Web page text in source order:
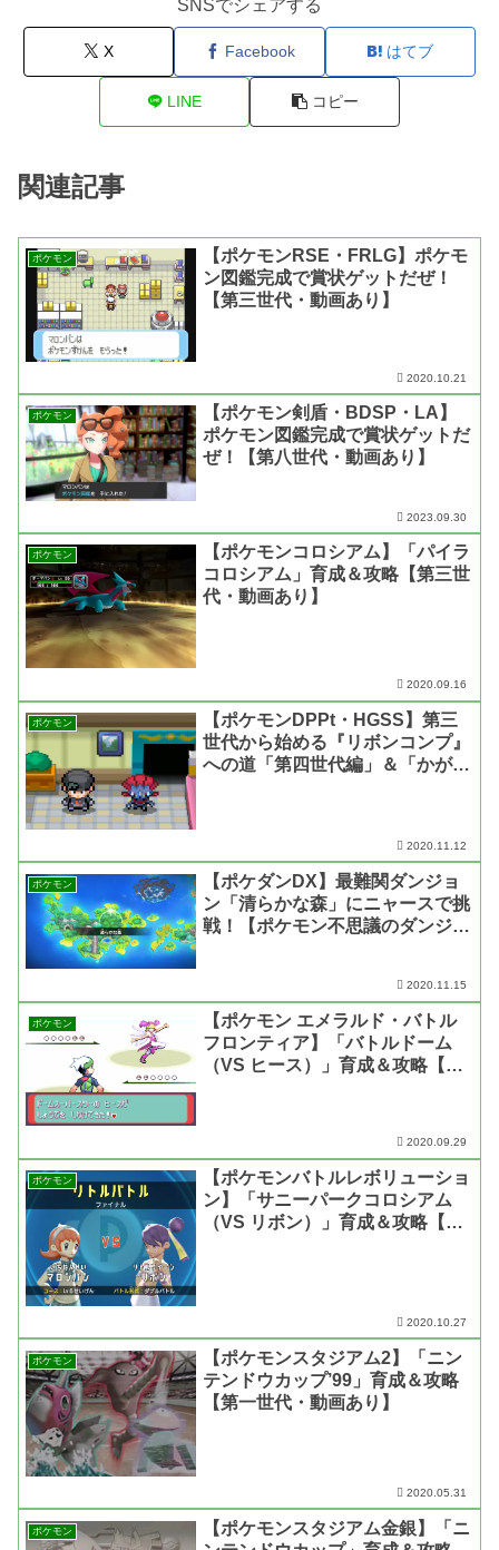
SNSでシェアする
X Facebook はてブ
LINE コピー
関連記事
ポケモン
【ポケモンRSE・FRLG】ポケモ
ン図鑑完成で賞状ゲットだぜ！
【第三世代・動画あり】
2020.10.21
ポケモン
【ポケモン剣盾・BDSP・LA】
ポケモン図鑑完成で賞状ゲットだ
ぜ！【第八世代・動画あり】
2023.09.30
ポケモン
【ポケモンコロシアム】「パイラ
コロシアム」育成＆攻略【第三世
代・動画あり】
2020.09.16
ポケモン
【ポケモンDPPt・HGSS】第三
世代から始める『リボンコンプ』
への道「第四世代編」＆「かがや
2020.11.12
ポケモン
【ポケダンDX】最難関ダンジョ
ン「清らかな森」にニャースで挑
戦！【ポケモン不思議のダンジョ
2020.11.15
ポケモン
【ポケモン エメラルド・バトル
フロンティア】「バトルドーム
（VS ヒース）」育成＆攻略【第
2020.09.29
ポケモン
【ポケモンバトルレボリューショ
ン】「サニーパークコロシアム
（VS リボン）」育成＆攻略【第
2020.10.27
ポケモン
【ポケモンスタジアム2】「ニン
テンドウカップ’99」育成＆攻略
【第一世代・動画あり】
2020.05.31
ポケモン
【ポケモンスタジアム金銀】「ニ